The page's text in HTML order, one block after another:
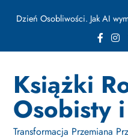
Jak Budować Myślokształty
Jak Projektować i Aktywować
Osiągania Celów w
Dzień Osobliwości. Jak AI
ułamku sekundy
Jak Budować Myślokształty
Książki
Osobisty
Transformacja Przemiana